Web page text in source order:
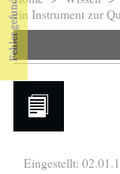
Sie sind
ein Instrument zur
Eingestellt: